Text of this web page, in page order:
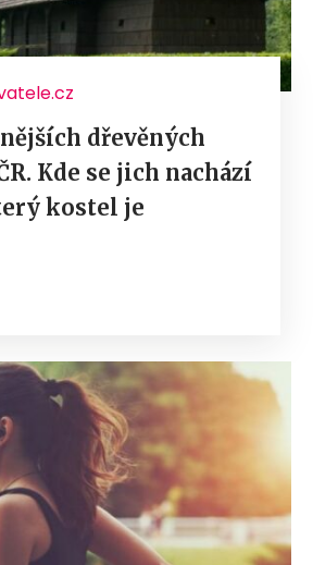
dřevěných
Kde se jich nachází
kostel je